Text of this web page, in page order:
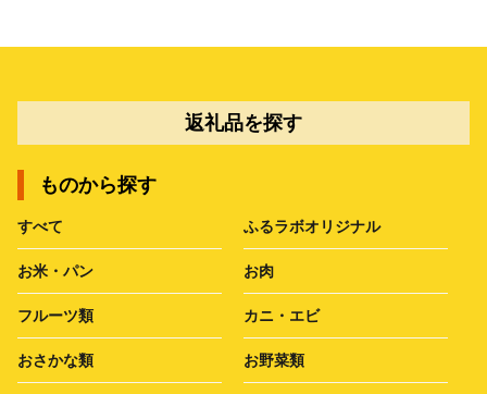
返礼品を探す
ものから探す
すべて ふるラボオリジナル
お米・パン お肉
フルーツ類 カニ・エビ
おさかな類 お野菜類